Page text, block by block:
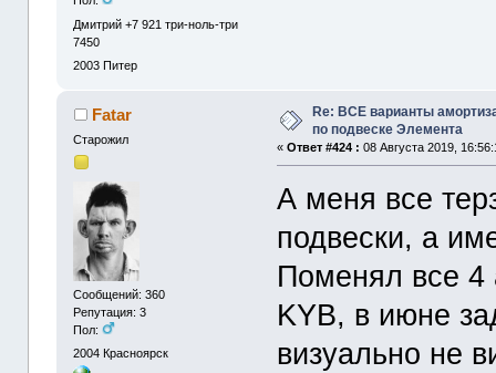
Дмитрий +7 921 три-ноль-три
7450
2003 Питер
Fatar
Старожил
Сообщений: 360
Репутация: 3
Пол:
2004 Красноярск
Re: ВСЕ варианты
по подвеске Элемента
«Ответ #424 : 08 Августа 2019,
А меня все
подвески, а
Поменял все 4
KYB, в июне
визуально не